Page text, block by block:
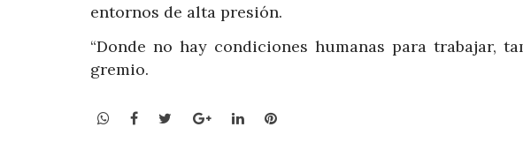
entornos de alta presión.
“Donde no hay condiciones humanas para trabajar,
gremio.
WhatsApp
Facebook
TwitterGoogle+LinkedInPinterest